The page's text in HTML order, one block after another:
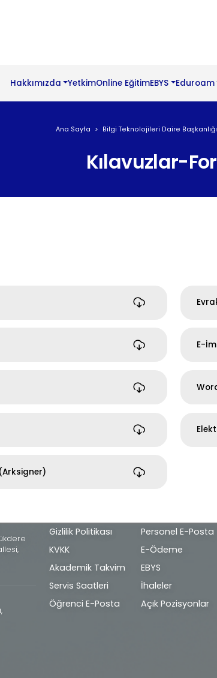
Hakkımızda YetkimOnline EğitimEBYS Eduroam
Ana Sayfa Bilgi Teknolojileri Daire Başkanlığı
Kılavuzlar-
E-
Alt
bilgi
Gizlilik Politikası
KVKK
Akademik Takvim
Servis Saatleri
Öğrenci E-Posta
Personel E-Posta
E-Ödeme
EBYS
İhaleler
Açık Pozisyonlar